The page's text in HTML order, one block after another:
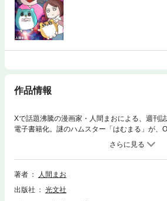
作品情報
Xで話題沸騰の漫画家・人間まおによる、週刊
電子書籍化。謎のハムスター「はむまる」が、
れる“迷惑人間”を駆逐していく「癒し系ざまあコ
著者
人間まお
出版社
光文社